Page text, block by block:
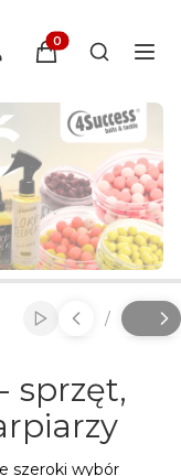
Produkty w
Otwórz
stronę.
stronę.
stronę.
Włącz Slajd
/
z
sprzęt,
szeroki wybór